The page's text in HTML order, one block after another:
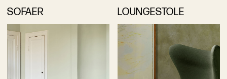
SOFAER LOUNGESTOLE